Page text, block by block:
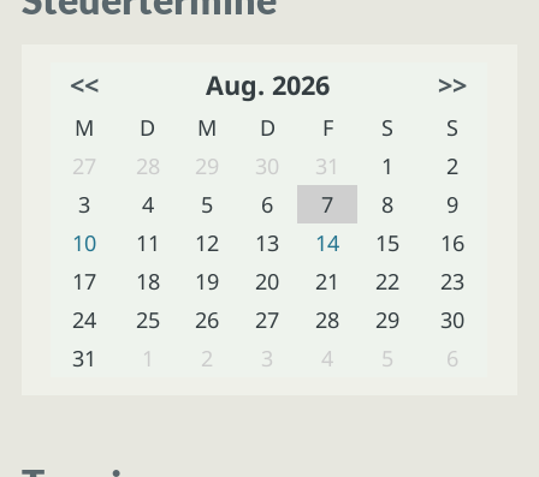
<< Aug. 2026 >>
M D M D F S
S
27
28 29 30 31 1
2
3
4 5 6 7 8
9
10
11 12 13 14 15
16
17
18 19 20 21 22
23
24
25 26 27 28 29
30
31
1 2 3 4 5 6